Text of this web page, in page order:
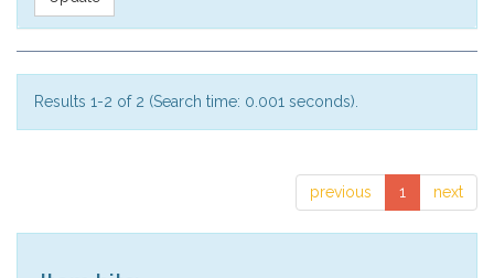
Results 1-2 of 2 (Search time: 0.001 seconds).
previous 1 next